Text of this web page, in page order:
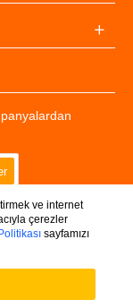
ve internet
çerezler
sayfamızı